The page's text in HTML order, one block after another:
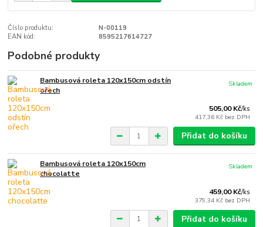
Číslo produktu:
N-00119
EAN kód:
8595217614727
Podobné produkty
Bambusová roleta 120x150cm odstín
ořech
505,00 Kč/ks
417,36 Kč bez DPH
Skladem
Přidat do košíku
Bambusová roleta 120x150cm
chocolatte
459,00 Kč/ks
379,34 Kč bez DPH
Skladem
Přidat do košíku